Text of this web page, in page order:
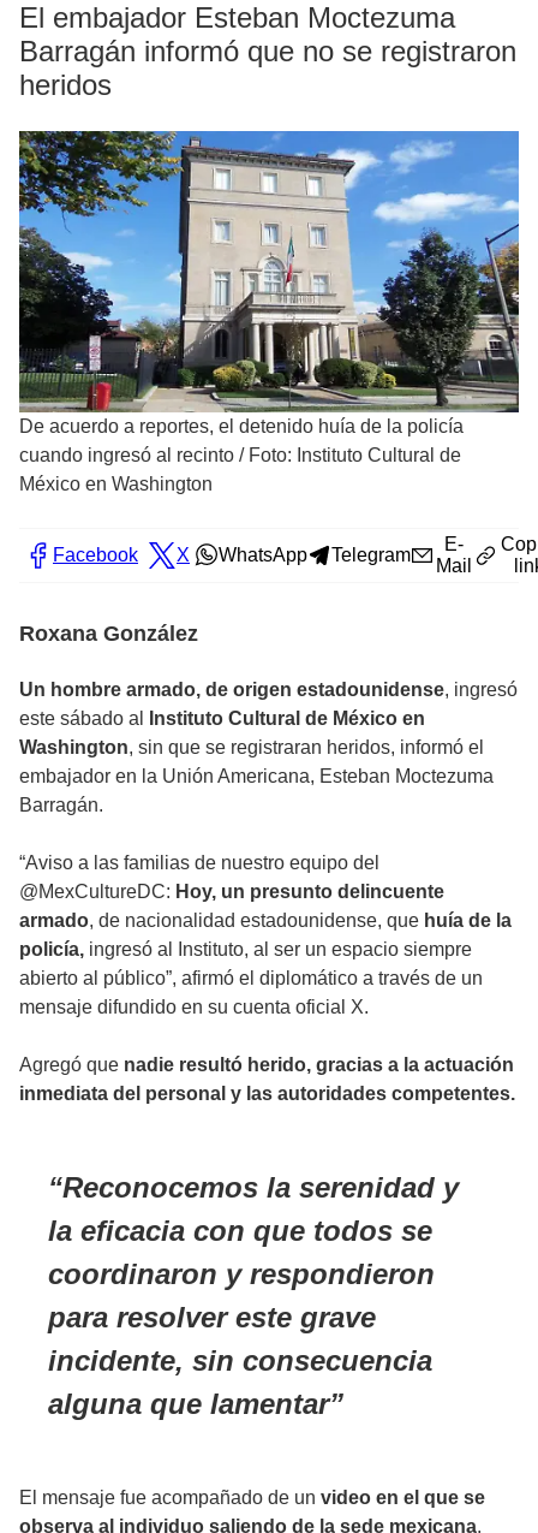
El embajador Esteban Moctezuma
Barragán informó que no se registraron
heridos
De acuerdo a reportes, el detenido huía de la policía
cuando ingresó al recinto / Foto: Instituto Cultural de
México en Washington
Facebook X WhatsApp Telegram
E-
Mail
Roxana González
Un hombre armado, de origen estadounidense, ingresó
este sábado al
Instituto Cultural de México en
Washington, sin que se registraran heridos, informó el
embajador en la Unión Americana, Esteban Moctezuma
Barragán.
“Aviso a las familias de nuestro equipo del
@MexCultureDC: Hoy, un presunto delincuente
armado, de nacionalidad estadounidense, que huía de la
policía, ingresó al Instituto, al ser un espacio siempre
abierto al público”, afirmó el diplomático a través de un
mensaje difundido en su cuenta oficial X.
Agregó que nadie resultó herido, gracias a la actuación
inmediata del personal y las autoridades competentes.
Reconocemos la serenidad y
la eficacia con que todos se
coordinaron y respondieron
para resolver este grave
incidente, sin consecuencia
alguna que lamentar
El mensaje fue acompañado de un video en el que se
observa al individuo saliendo de la sede mexicana,